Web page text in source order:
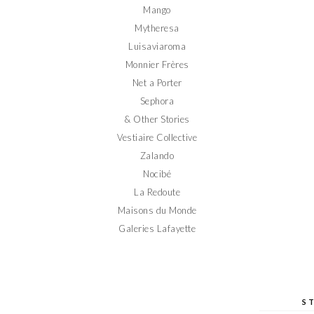
Mango
Mytheresa
Luisaviaroma
Monnier Frères
Net a Porter
Sephora
& Other Stories
Vestiaire Collective
Zalando
Nocibé
La Redoute
Maisons du Monde
Galeries Lafayette